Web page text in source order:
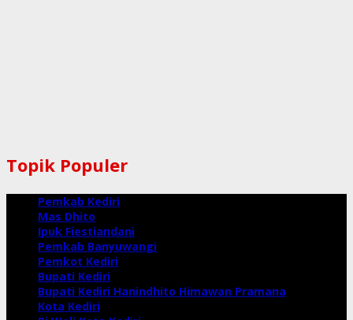
Topik Populer
Pemkab Kediri
Mas Dhito
Ipuk Fiestiandani
Pemkab Banyuwangi
Pemkot Kediri
Bupati Kediri
Bupati Kediri Hanindhito Himawan Pramana
Kota Kediri